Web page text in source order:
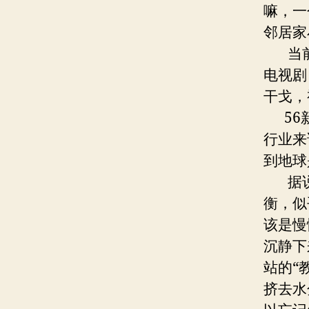
嘛，
邻居
当前
电视
干戈
56新
行业
到地
据说
衡，
该是
沉静
站的“
挤去